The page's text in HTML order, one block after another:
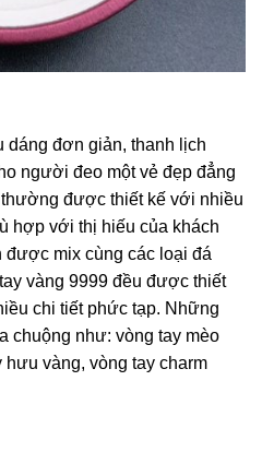
dáng đơn giản, thanh lịch
người đeo một vẻ đẹp đẳng
được thiết kế với nhiều
hợp với thị hiếu của khách
được mix cùng các loại đá
vàng 9999 đều được thiết
chi tiết phức tạp. Những
chuộng như: vòng tay mèo
hưu vàng, vòng tay charm